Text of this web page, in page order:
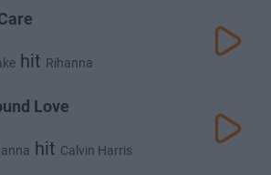
hit Rihanna
Love
hit Calvin Harris